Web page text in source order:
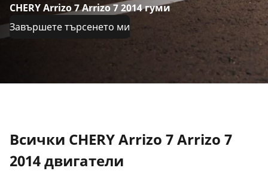
CHERY Arrizo 7 Arrizo 7 2014 гуми
Завършете търсенето ми
Всички CHERY Arrizo 7 Arrizo 7
2014 двигатели